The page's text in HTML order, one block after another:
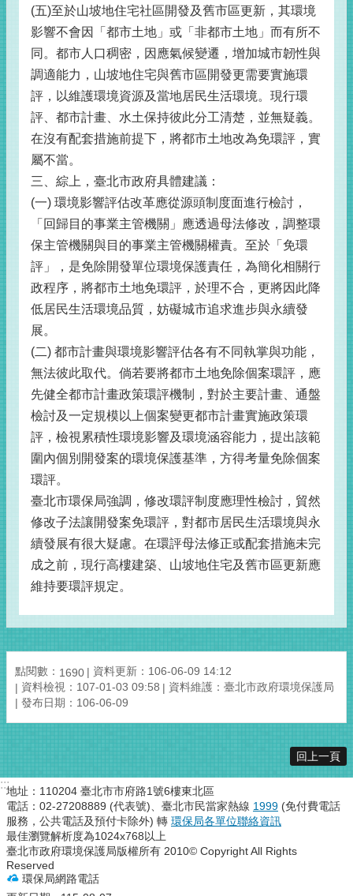
(五)至於山坡地住宅社區開發及舊市區更新，其環境
影響不會因「都市土地」或「非都市土地」而有所不
同。都市人口稠密，因應氣候變遷，增加城市韌性與
調適能力，山坡地住宅與舊市區開發更需要實施環
評，以維護環境資源及當地居民生活環境。現行環
評、都市計畫、水土保持彼此分工清楚，並無疑義。
在沒有配套措施前提下，將都市土地改為免環評，實
屬不當。
三、綜上，臺北市政府具體建議：
(一) 環境影響評估改革應從源頭制度面進行檢討，
「回歸目的事業主管機關」應透過母法修改，調整環
保主管機關與目的事業主管機關權責。至於「免環
評」，是免除開發單位環境保護責任，為簡化相關行
政程序，將都市土地免環評，於理不合，更將因此降
低居民生活環境品質，妨礙城市追求進步與永續發
展。
(二) 都市計畫與環境影響評估各有不同執掌與功能，
無法彼此取代。倘若要將都市土地免除個案環評，應
先健全都市計畫政策環評機制，對於主要計畫、通盤
檢討及一定規模以上個案變更都市計畫實施政策環
評，檢視累積性環境影響及環境涵容能力，提出該範
圍內個別開發案的環境保護基準，方得考量免除個案
環評。
臺北市環保局強調，修改環評制度應理性檢討，貿然
修改子法讓開發案免環評，對都市居民生活環境與永
續發展有很大疑慮。在環評母法修正或配套措施未完
成之前，現行高樓建築、山坡地住宅及舊市區更新應
維持要環評規定。
點閱數： 1690
資料更新：106-06-09 14:12
資料檢視：107-01-03 09:58
資料維護：臺北市政府環境保護局
發布日期：106-06-09
回上一頁
:::地址：110204 臺北市市府路1號6樓東北區
電話：02-27208889 (代表號)、臺北市民當家熱線 1999 (免付費電話
服務，公共電話及預付卡除外) 轉 環保局各單位聯絡資訊
最佳瀏覽解析度為1024x768以上
臺北市政府環境保護局版權所有 2010© Copyright All Rights
Reserved
環保局網路電話